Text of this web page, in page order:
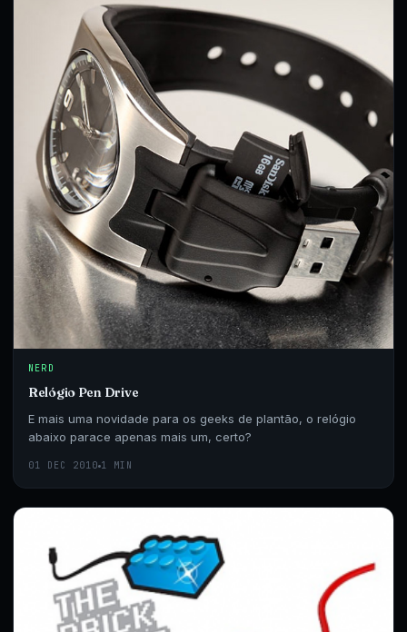
NERD
Relógio Pen Drive
E mais uma novidade para os geeks de plantão, o relógio
abaixo parace apenas mais um, certo?
01 DEC 2010 1 MIN